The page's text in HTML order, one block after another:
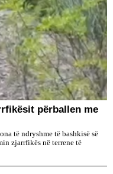
përballen me
të ndryshme të bashkisë së
zjarrfikës në terrene të